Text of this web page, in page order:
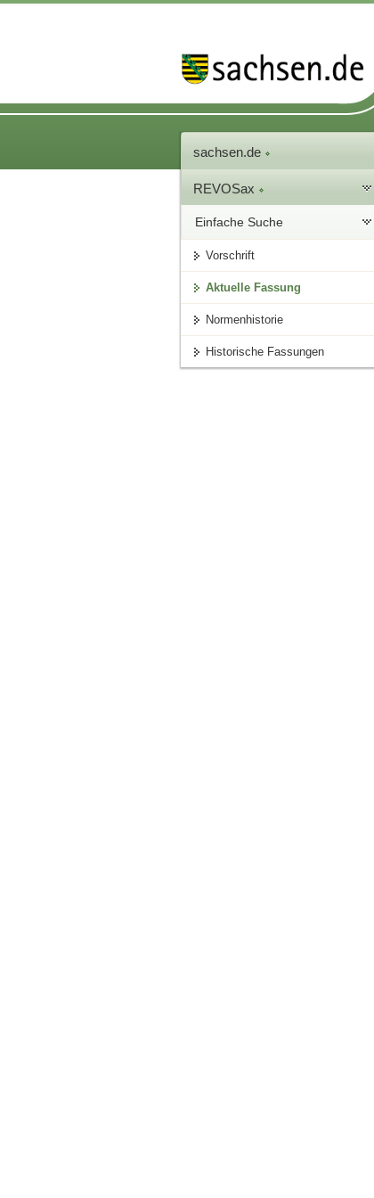
sachsen.de
REVOSax
Einfache Suche
Vorschrift
Aktuelle Fassung
Normenhistorie
Historische Fassungen